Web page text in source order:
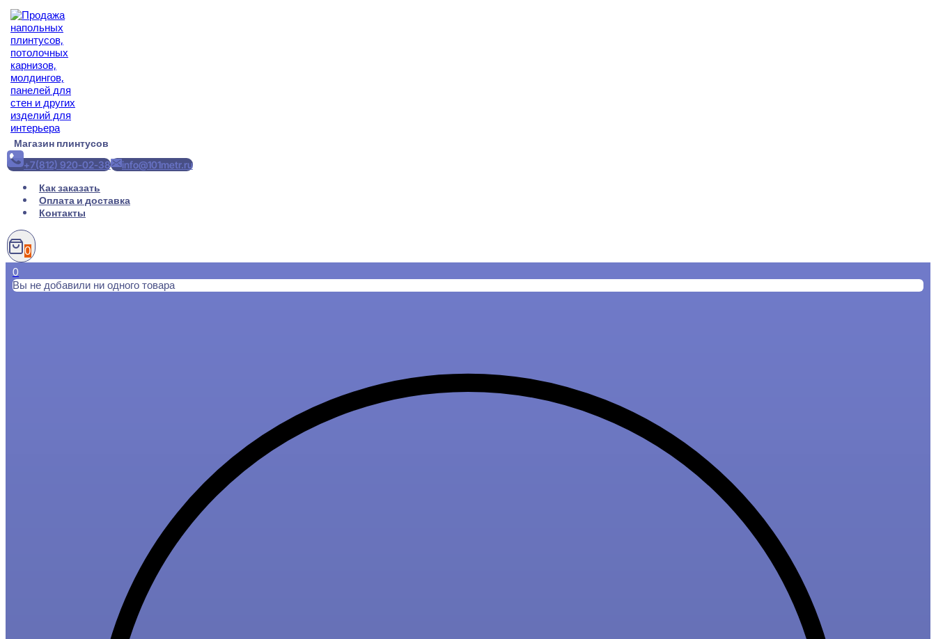
Перейти
содержимому
Магазин плинтусов
+7(812) 920-02-38
info@101metr.ru
Как заказать
Оплата и доставка
Контакты
0
0
Вы не добавили ни одного товара